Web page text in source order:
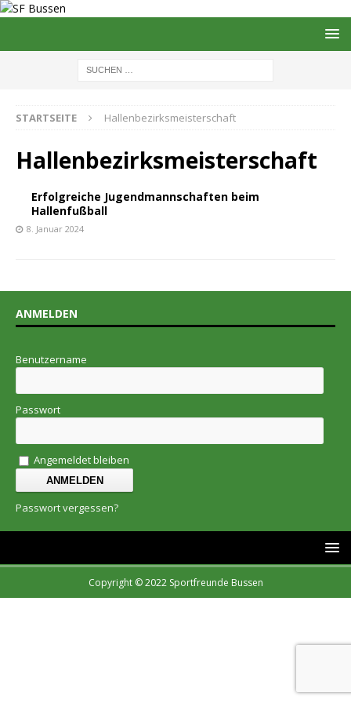
STARTSEITE Hallenbezirksmeisterschaft
Hallenbezirksmeisterschaft
Erfolgreiche Jugendmannschaften beim
Hallenfußball
8. Januar 2024
ANMELDEN
Benutzername
Passwort
Angemeldet bleiben
Passwort vergessen?
Copyright © 2022 Sportfreunde Bussen